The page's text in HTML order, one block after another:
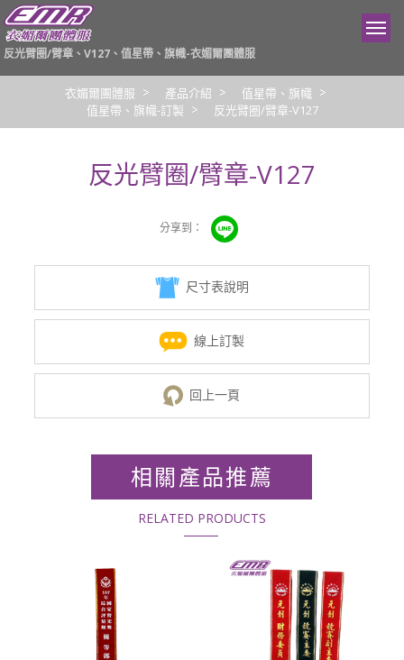
反光臂圈/臂章、V127、值星帶、旗幟-衣媚爾團體服
衣媚爾團體服 產品介紹
值星帶、旗幟
值星帶、旗幟-訂製
反光臂圈/臂章-V127
反光臂圈/臂章-V127
尺寸表說明
線上訂製
回上一頁
相關產品推薦
RELATED PRODUCTS